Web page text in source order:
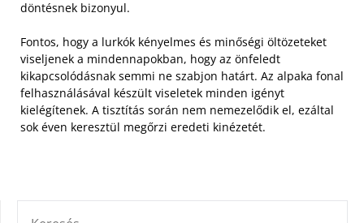
döntésnek bizonyul.
Fontos, hogy a lurkók kényelmes és minőségi öltözeteket
viseljenek a mindennapokban, hogy az önfeledt
kikapcsolódásnak semmi ne szabjon határt. Az alpaka fonal
felhasználásával készült viseletek minden igényt
kielégítenek. A tisztítás során nem nemezelődik el, ezáltal
sok éven keresztül megőrzi eredeti kinézetét.